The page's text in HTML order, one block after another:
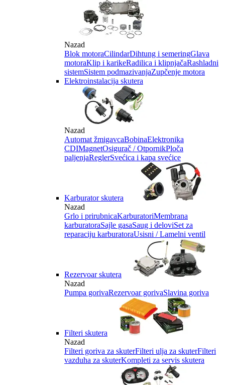
Nazad
Blok motoraCilindarDihtung i semeringGlava
motoraKlip i karikeRadilica i klipnjačaRashladni
sistemSistem podmazivanjaZupčenje motora
Elektroinstalacija skutera
Nazad
Automat žmigavcaBobinaElektronika
CDIMagnetOsigurač / OtpornikPloča
paljenjaReglerSvećica i kapa svećice
Karburator skutera
Nazad
Grlo i prirubnicaKarburatoriMembrana
karburatoraSajle gasaSaug i deloviSet za
reparaciju karburatoraUsisni / Lamelni ventil
Rezervoar skutera
Nazad
Pumpa gorivaRezervoar gorivaSlavina goriva
Filteri skutera
Nazad
Filteri goriva za skuterFilteri ulja za skuterFilteri
vazduha za skuterKompleti za servis skutera